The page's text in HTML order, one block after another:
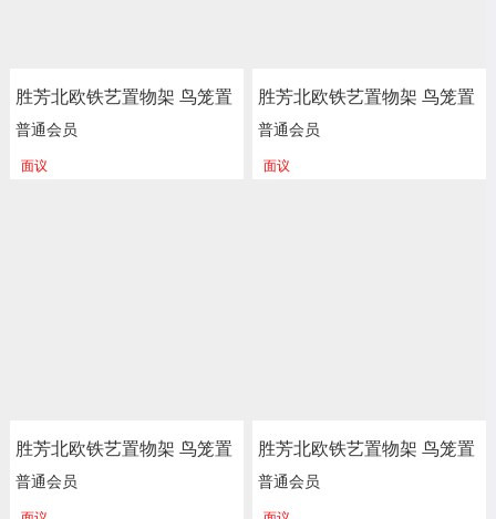
胜芳北欧铁艺置物架 鸟笼置
物架 客厅阳台落地多层花架
服装店包包架 金色展示架
普通会员
面议
胜芳北欧铁艺置物架 鸟笼置
物架 客厅阳台落地多层花架
服装店包包架 金色展示架
普通会员
面议
胜芳北欧铁艺置物架 鸟笼置
物架 客厅阳台落地多层花架
普通会员
胜芳北欧铁艺置物架 鸟笼置
物架 客厅阳台落地多层花架
普通会员